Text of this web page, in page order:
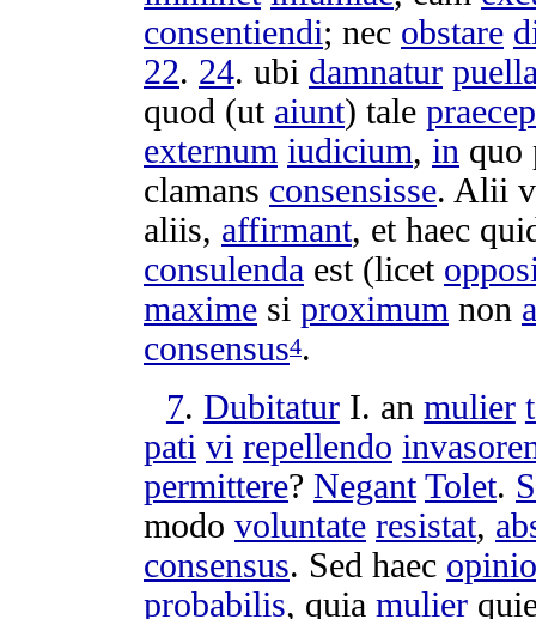
consentiendi; nec obstare
22. 24. ubi damnatur
quod (ut aiunt) tale
externum iudicium, in quo
clamans consensisse. Alii
aliis, affirmant, et haec
consulenda est (licet
maxime si proximum non
consensus4.
7. DubitaturI. an mulier
pati vi repellendo
permittere? Negant Tolet.
modo voluntate resistat,
consensus. Sed haec opinio
probabilis, quia mulier